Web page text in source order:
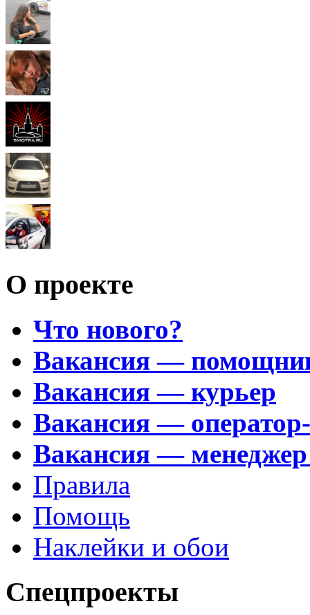
О проекте
Что нового?
Вакансия —
Вакансия — курьер
Вакансия —
Вакансия —
Правила
Помощь
Наклейки и обои
Спецпроекты